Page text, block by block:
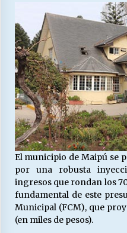
LABORAL:
13/07/
Escuela
25/06/
¿Qué
23/06/
VOLVER A
16/06/
28/05/2026
El municipio de Maipú se
por una robusta
ingresos que rondan los
fundamental de este
Municipal (FCM), que
(en miles de pesos).